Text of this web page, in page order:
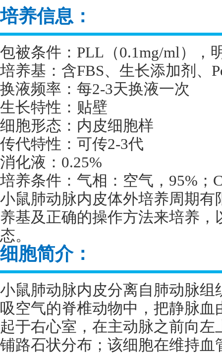
培养信息：
包被条件： PLL （0.1mg/ml），
培养基：含FBS、生长添加剂、
换液频率：每2-3天换液一次
生长特性：贴壁
细胞形态：内皮细胞样
传代特性：可传2-3代
消化液： 0.25%
培养条件：气相：空气， 95% ；
小鼠肺动脉内皮体外培养周期
养基及正确的操作方法来培养
态。
细胞简介：
小鼠肺动脉内皮分离自肺动脉
吸空气的脊椎动物中，把静脉
起于右心室，在主动脉之前向
铺路石状分布；该细胞在维持